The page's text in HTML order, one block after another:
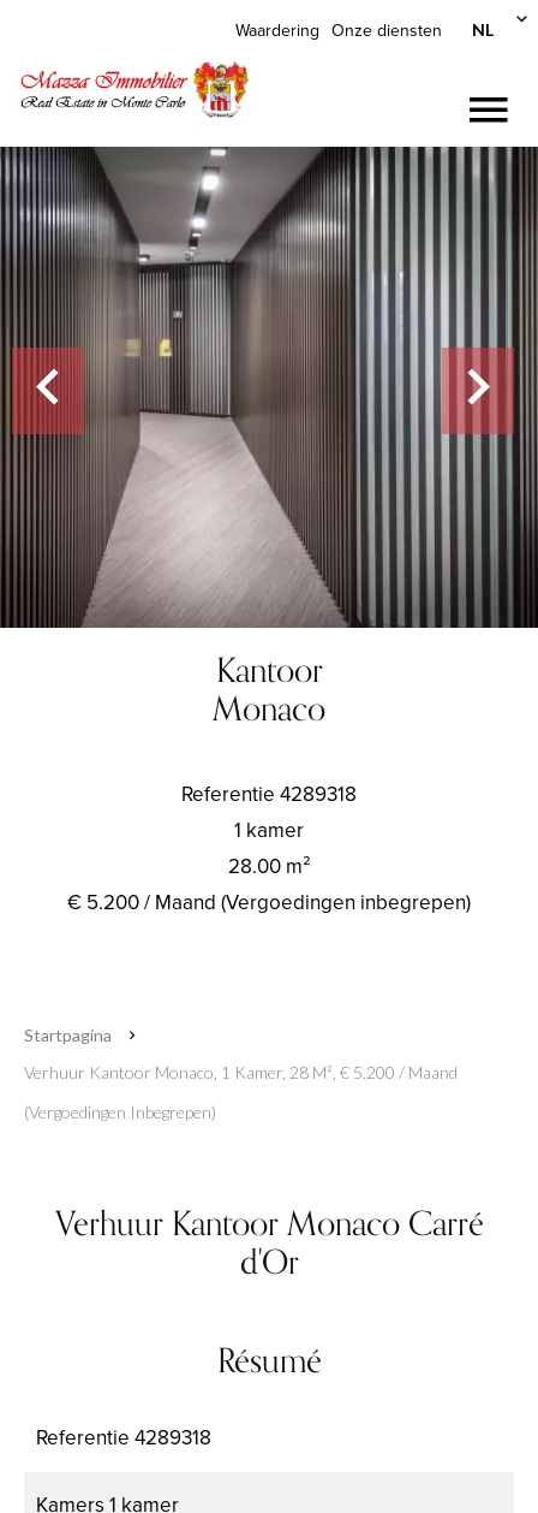
Waardering Onze diensten NL
Kantoor
Monaco
Referentie 4289318
1 kamer
28.00m²
€ 5.200 / Maand (Vergoedingen inbegrepen)
Startpagina
Verhuur Kantoor Monaco, 1 Kamer, 28 M², € 5.200 / Maand
(Vergoedingen Inbegrepen)
Verhuur Kantoor Monaco Carré
d'Or
Résumé
Referentie 4289318
Kamers 1 kamer